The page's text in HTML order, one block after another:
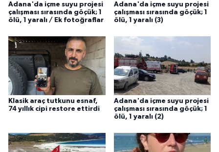
Adana'da içme suyu projesi
çalışması sırasında göçük; 1
ölü, 1 yaralı / Ek fotoğraflar
Adana'da içme suyu projesi
çalışması sırasında göçük; 1
ölü, 1 yaralı (3)
Klasik araç tutkunu esnaf,
74 yıllık cipi restore ettirdi
Adana'da içme suyu projesi
çalışması sırasında göçük; 1
ölü, 1 yaralı (2)